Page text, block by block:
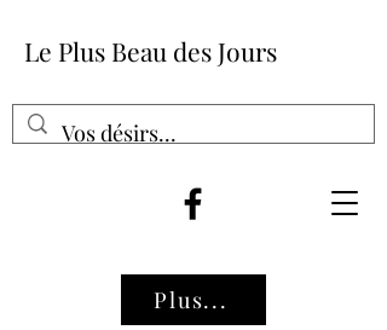
Le Plus Beau des Jours
Plus...